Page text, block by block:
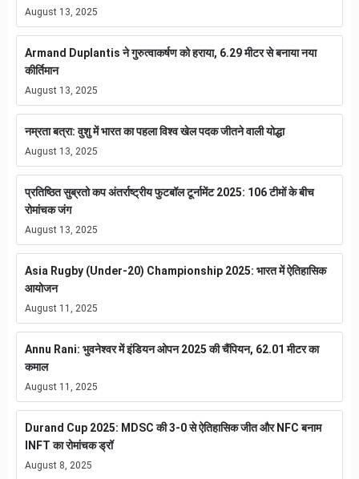
August 13, 2025
Armand Duplantis ने गुरुत्वाकर्षण को हराया, 6.29 मीटर से बनाया नया
कीर्तिमान
August 13, 2025
नम्रता बत्रा: वुशु में भारत का पहला विश्व खेल पदक जीतने वाली योद्धा
August 13, 2025
प्रतिष्ठित सुब्रतो कप अंतर्राष्ट्रीय फुटबॉल टूर्नामेंट 2025: 106 टीमों के बीच
रोमांचक जंग
August 13, 2025
Asia Rugby (Under-20) Championship 2025: भारत में ऐतिहासिक
आयोजन
August 11, 2025
Annu Rani: भुवनेश्वर में इंडियन ओपन 2025 की चैंपियन, 62.01 मीटर का
कमाल
August 11, 2025
Durand Cup 2025: MDSC की 3-0 से ऐतिहासिक जीत और NFC बनाम
INFT का रोमांचक ड्रॉ
August 8, 2025